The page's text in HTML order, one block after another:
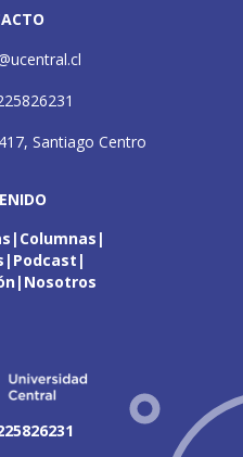
Santiago Centro
Columnas
Podcast
Nosotros